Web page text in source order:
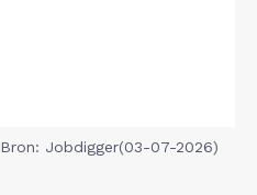
Bron: Jobdigger(03-07-2026)